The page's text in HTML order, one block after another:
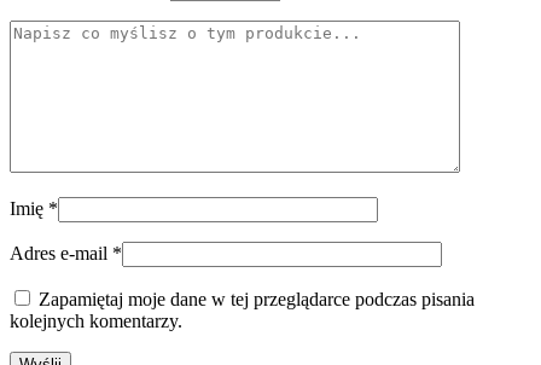
Imię *
Adres e-mail *
Zapamiętaj moje dane w tej przeglądarce podczas pisania
kolejnych komentarzy.